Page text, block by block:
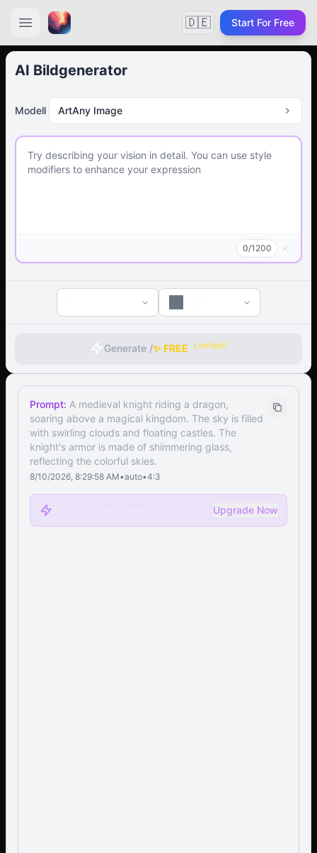
🇩🇪 Start For Free
AI Bildgenerator
Modell ArtAny Image
0/1200
Generate /✨ FREE Limited!
Prompt: A medieval knight riding a dragon,
soaring above a magical kingdom. The sky is filled
with swirling clouds and floating castles. The
knight's armor is made of shimmering glass,
reflecting the colorful skies.
8/10/2026, 8:29:58 AM•auto•4:3
Upgrade Now